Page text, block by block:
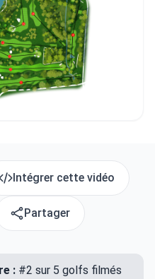
Intégrer cette vidéo
Partager
:#2 sur 5 golfs filmés